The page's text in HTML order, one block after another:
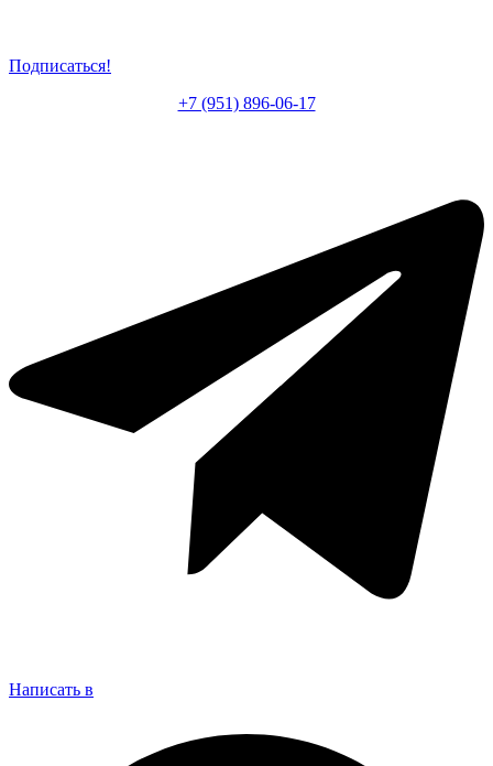
Подписаться!
+7 (951) 896-06-17
Написать в